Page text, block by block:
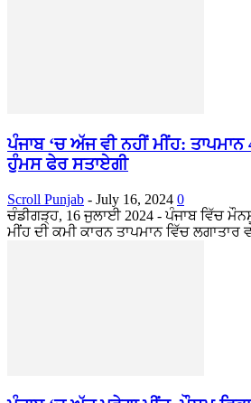
ਪੰਜਾਬ ‘ਚ ਅੱਜ ਵੀ ਨਹੀਂ ਮੀਂਹ: ਤਾਪਮਾਨ
ਹੁੰਮਸ ਫੇਰ ਸਤਾਏਗੀ
Scroll Punjab - July 16, 2024 0
ਚੰਡੀਗੜ੍ਹ, 16 ਜੁਲਾਈ 2024 - ਪੰਜਾਬ ਵਿੱਚ
ਮੀਂਹ ਦੀ ਕਮੀ ਕਾਰਨ ਤਾਪਮਾਨ ਵਿੱਚ ਲਗਾਤਾਰ